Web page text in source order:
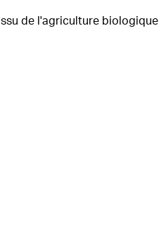
de l'agriculture biologique